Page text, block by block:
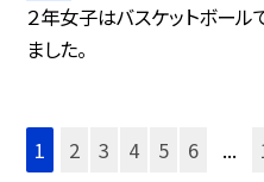
２年女子はバスケットボー
ました。
1 2 3 4 5 6 ...